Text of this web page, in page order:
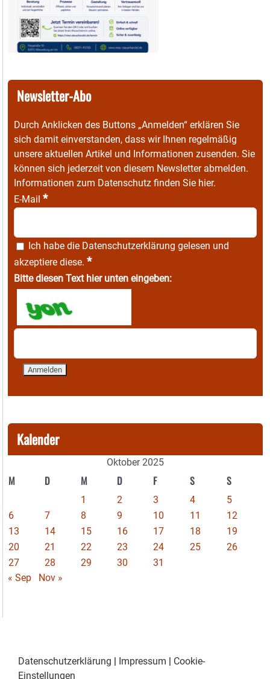
Newsletter-Abo
Durch Anklicken des Buttons „Anmelden“ erklären Sie
sich damit einverstanden, dass wir Ihnen regelmäßig
unsere aktuellen Artikel und Informationen zusenden. Sie
können sich jederzeit von diesem Newsletter abmelden.
Informationen zum Datenschutz finden Sie hier.
E-Mail *
Ich habe die Datenschutzerklärung gelesen und
akzeptiere diese. *
Bitte diesen Text hier unten eingeben:
Kalender
Oktober 2025
M D M D F S S
1 2 3 4
5
6
7 8 9 10 11
12
13
14 15 16 17 18
19
20
21 22 23 24 25
26
27
28 29 30
31
« Sep
Nov »
Datenschutzerklärung | Impressum | Cookie-
Einstellungen